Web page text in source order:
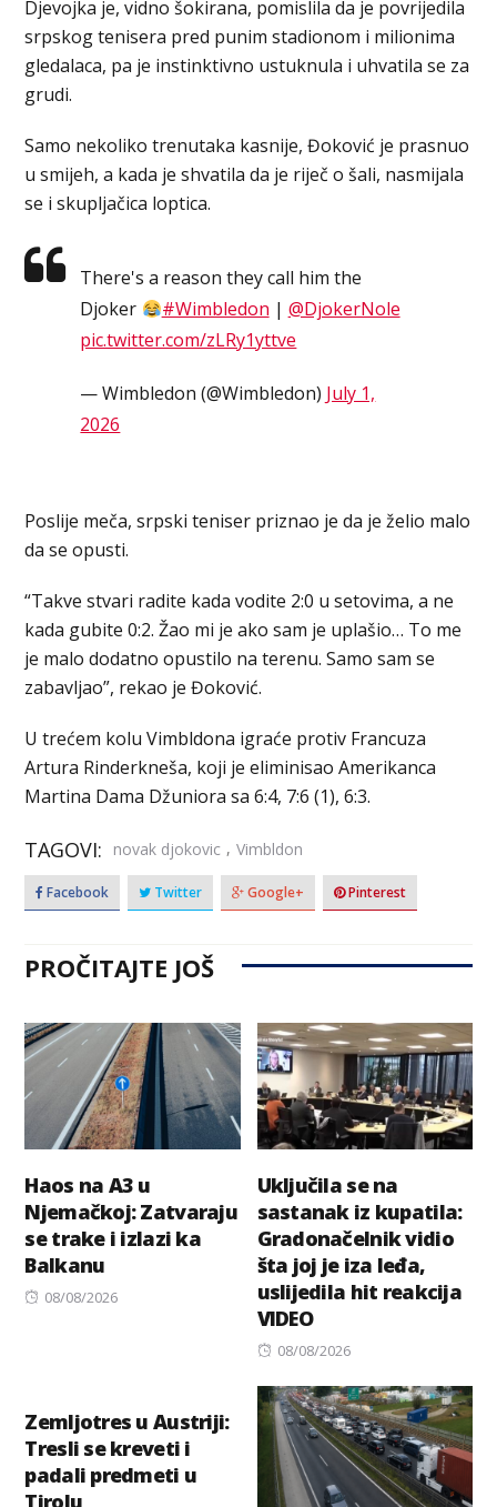
Djevojka je, vidno šokirana, pomislila da je povrijedila
srpskog tenisera pred punim stadionom i milionima
gledalaca, pa je instinktivno ustuknula i uhvatila se za
grudi.
Samo nekoliko trenutaka kasnije, Đoković je prasnuo
u smijeh, a kada je shvatila da je riječ o šali, nasmijala
se i skupljačica loptica.
There's a reason they call him the
Djoker
#Wimbledon | @DjokerNole
pic.twitter.com/zLRy1yttve
— Wimbledon (@Wimbledon) July 1,
2026
Poslije meča, srpski teniser priznao je da je želio malo
da se opusti.
“Takve stvari radite kada vodite 2:0 u setovima, a ne
kada gubite 0:2. Žao mi je ako sam je uplašio… To me
je malo dodatno opustilo na terenu. Samo sam se
zabavljao”, rekao je Đoković.
U trećem kolu Vimbldona igraće protiv Francuza
Artura Rinderkneša, koji je eliminisao Amerikanca
Martina Dama Džuniora sa 6:4, 7:6 (1), 6:3.
TAGOVI: novak djokovic , Vimbldon
Facebook Twitter Google+ Pinterest
PROČITAJTE JOŠ
Haos na A3 u
Njemačkoj: Zatvaraju
se trake i izlazi ka
Balkanu
Posted
08/08/2026
Uključila se na
sastanak iz kupatila:
Gradonačelnik vidio
šta joj je iza leđa,
uslijedila hit reakcija
VIDEO
Posted
08/08/2026
Zemljotres u Austriji:
Tresli se kreveti i
padali predmeti u
Tirolu